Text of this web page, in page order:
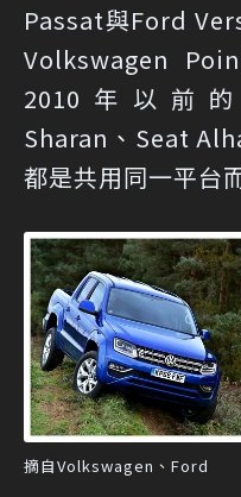
Passat與Ford
Volkswagen
2010年以前的
Sharan、Seat
都是共用同一平台
摘自Volkswagen、Ford